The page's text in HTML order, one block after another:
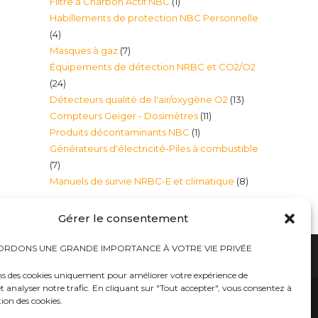
Gérer le consentement
UNE GRANDE IMPORTANCE À VOTRE VIE PRIVÉE
des cookies uniquement pour améliorer votre expérience de
analyser notre trafic. En cliquant sur "Tout accepter", vous consentez à
des cookies.
produit
Habillements de protection NBC Personnelle
44
produits
Masques à gaz 77
produits
Équipements de détection NRBC et CO2/O2
2424
produits
Détecteurs qualité de l'air/oxygène O2 1313
Compteurs Geiger - Dosimètres 1111
Produits décontaminants NBC 11
produit
Générateurs d'électricité-Piles à combustible
77
produits
Manuels de survie NRBC-E et climatique 88
Bureaux tables bunkers NRBC-E
médicales